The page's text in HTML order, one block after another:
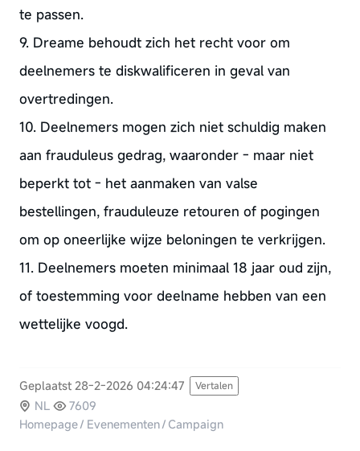
te passen.
9. Dreame behoudt zich het recht voor om
deelnemers te diskwalificeren in geval van
overtredingen.
10. Deelnemers mogen zich niet schuldig maken
aan frauduleus gedrag, waaronder - maar niet
beperkt tot - het aanmaken van valse
bestellingen, frauduleuze retouren of pogingen
om op oneerlijke wijze beloningen te verkrijgen.
11. Deelnemers moeten minimaal 18 jaar oud zijn,
of toestemming voor deelname hebben van een
wettelijke voogd.
Geplaatst 28-2-2026 04:24:47 Vertalen
NL
7609
Homepage/ Evenementen/ Campaign